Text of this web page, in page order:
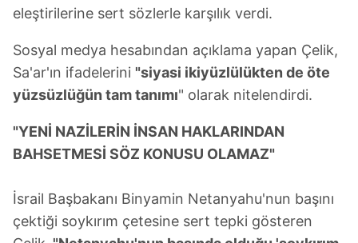
eleştirilerine sert sözlerle karşılık verdi.
Sosyal medya hesabından açıklama yapan Çelik,
Sa'ar'ın ifadelerini "siyasi ikiyüzlülükten de öte
yüzsüzlüğün tam tanımı" olarak nitelendirdi.
"YENİ NAZİLERİN İNSAN HAKLARINDAN
BAHSETMESİ SÖZ KONUSU OLAMAZ"
İsrail Başbakanı Binyamin Netanyahu'nun başını
çektiği soykırım çetesine sert tepki gösteren